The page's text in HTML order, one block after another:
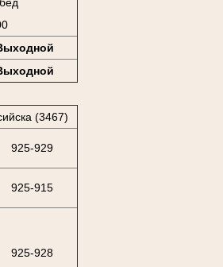
(3467)
925-929
925-915
925-928